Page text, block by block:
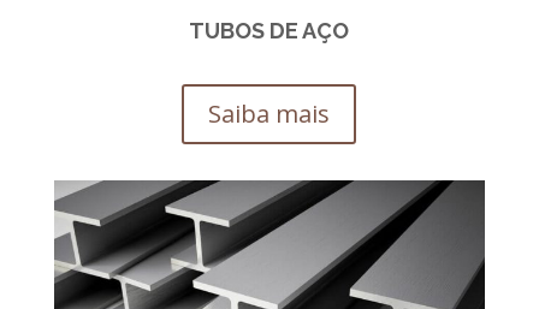
TUBOS DE AÇO
Saiba mais